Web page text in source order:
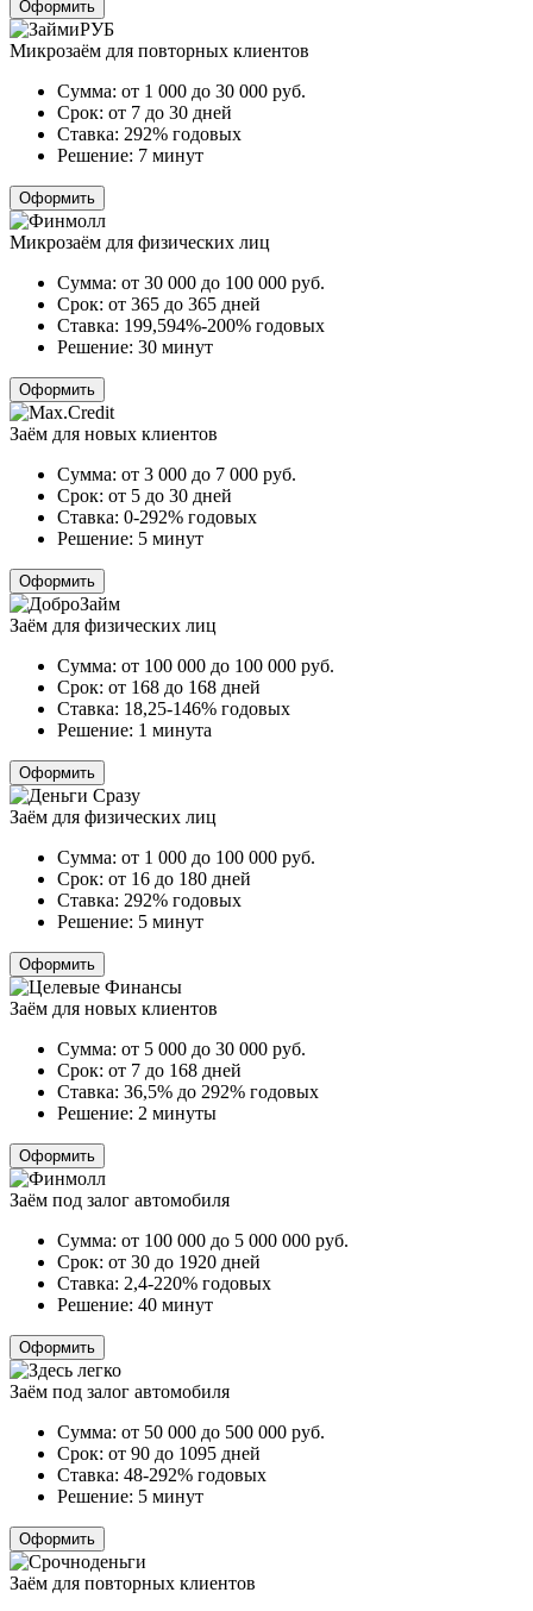
Оформить
Микрозаём для повторных клиентов
Сумма: от 1 000 до 30 000 руб.
Срок: от 7 до 30 дней
Ставка: 292% годовых
Решение: 7 минут
Оформить
Микрозаём для физических лиц
Сумма: от 30 000 до 100 000 руб.
Срок: от 365 до 365 дней
Ставка: 199,594%-200% годовых
Решение: 30 минут
Оформить
Заём для новых клиентов
Сумма: от 3 000 до 7 000 руб.
Срок: от 5 до 30 дней
Ставка: 0-292% годовых
Решение: 5 минут
Оформить
Заём для физических лиц
Сумма: от 100 000 до 100 000 руб.
Срок: от 168 до 168 дней
Ставка: 18,25-146% годовых
Решение: 1 минута
Оформить
Заём для физических лиц
Сумма: от 1 000 до 100 000 руб.
Срок: от 16 до 180 дней
Ставка: 292% годовых
Решение: 5 минут
Оформить
Заём для новых клиентов
Сумма: от 5 000 до 30 000 руб.
Срок: от 7 до 168 дней
Ставка: 36,5% до 292% годовых
Решение: 2 минуты
Оформить
Заём под залог автомобиля
Сумма: от 100 000 до 5 000 000 руб.
Срок: от 30 до 1920 дней
Ставка: 2,4-220% годовых
Решение: 40 минут
Оформить
Заём под залог автомобиля
Сумма: от 50 000 до 500 000 руб.
Срок: от 90 до 1095 дней
Ставка: 48-292% годовых
Решение: 5 минут
Оформить
Заём для повторных клиентов